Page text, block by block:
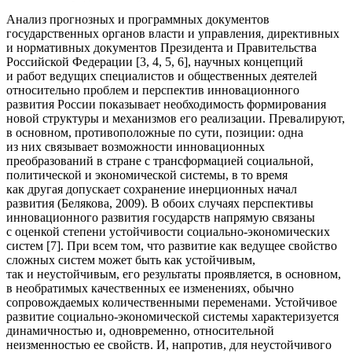
Анализ прогнозных и программных документов
государственных органов власти и управления, директивных
и нормативных документов Президента и Правительства
Российской Федерации [3, 4, 5, 6], научных концепций
и работ ведущих специалистов и общественных деятелей
относительно проблем и перспектив инновационного
развития России показывает необходимость формирования
новой структуры и механизмов его реализации. Превалируют,
в основном, противоположные по сути, позиции: одна
из них связывает возможности инновационных
преобразований в стране с трансформацией социальной,
политической и экономической системы, в то время
как другая допускает сохранение инерционных начал
развития (Белякова, 2009). В обоих случаях перспективы
инновационного развития государств напрямую связаны
с оценкой степени устойчивости социально-экономических
систем [7]. При всем том, что развитие как ведущее свойство
сложных систем может быть как устойчивым,
так и неустойчивым, его результаты проявляется, в основном,
в необратимых качественных ее изменениях, обычно
сопровождаемых количественными переменами. Устойчивое
развитие социально-экономической системы характеризуется
динамичностью и, одновременно, относительной
неизменностью ее свойств. И, напротив, для неустойчивого